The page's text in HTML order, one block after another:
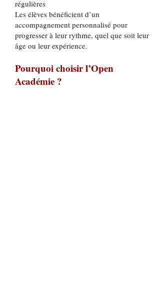
régulières
Les élèves bénéficient d’un
accompagnement personnalisé pour
progresser à leur rythme, quel que soit leur
âge ou leur expérience.
Pourquoi choisir l’Open
Académie ?